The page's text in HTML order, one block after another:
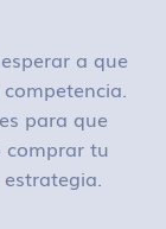
a que
para que
comprar tu